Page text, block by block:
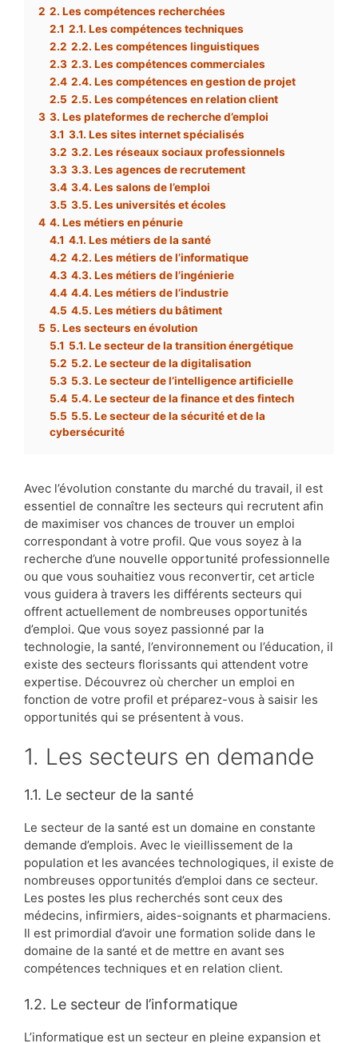
2 2. Les compétences recherchées
2.1 2.1. Les compétences techniques
2.2 2.2. Les compétences linguistiques
2.3 2.3. Les compétences commerciales
2.4 2.4. Les compétences en gestion de projet
2.5 2.5. Les compétences en relation client
3 3. Les plateformes de recherche d’emploi
3.1 3.1. Les sites internet spécialisés
3.2 3.2. Les réseaux sociaux professionnels
3.3 3.3. Les agences de recrutement
3.4 3.4. Les salons de l’emploi
3.5 3.5. Les universités et écoles
4 4. Les métiers en pénurie
4.1 4.1. Les métiers de la santé
4.2 4.2. Les métiers de l’informatique
4.3 4.3. Les métiers de l’ingénierie
4.4 4.4. Les métiers de l’industrie
4.5 4.5. Les métiers du bâtiment
5 5. Les secteurs en évolution
5.1 5.1. Le secteur de la transition énergétique
5.2 5.2. Le secteur de la digitalisation
5.3 5.3. Le secteur de l’intelligence artificielle
5.4 5.4. Le secteur de la finance et des fintech
5.5 5.5. Le secteur de la sécurité et de la
cybersécurité
Avec l’évolution constante du marché du travail, il est
essentiel de connaître les secteurs qui recrutent afin
de maximiser vos chances de trouver un emploi
correspondant à votre profil. Que vous soyez à la
recherche d’une nouvelle opportunité professionnelle
ou que vous souhaitiez vous reconvertir, cet article
vous guidera à travers les différents secteurs qui
offrent actuellement de nombreuses opportunités
d’emploi. Que vous soyez passionné par la
technologie, la santé, l’environnement ou l’éducation, il
existe des secteurs florissants qui attendent votre
expertise. Découvrez où chercher un emploi en
fonction de votre profil et préparez-vous à saisir les
opportunités qui se présentent à vous.
1. Les secteurs en demande
1.1. Le secteur de la santé
Le secteur de la santé est un domaine en constante
demande d’emplois. Avec le vieillissement de la
population et les avancées technologiques, il existe de
nombreuses opportunités d’emploi dans ce secteur.
Les postes les plus recherchés sont ceux des
médecins, infirmiers, aides-soignants et pharmaciens.
Il est primordial d’avoir une formation solide dans le
domaine de la santé et de mettre en avant ses
compétences techniques et en relation client.
1.2. Le secteur de l’informatique
L’informatique est un secteur en pleine expansion et